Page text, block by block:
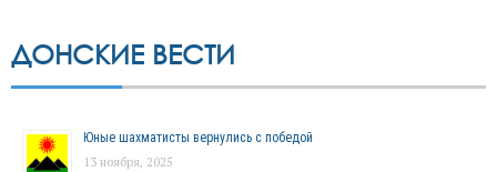
ДОНСКИЕ ВЕСТИ
Юные шахматисты вернулись с победой
13 ноября, 2025